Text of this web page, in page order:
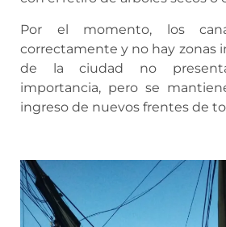
Por el momento, los
correctamente y no hay zonas
de la ciudad no
importancia, pero se
ingreso de nuevos frentes de